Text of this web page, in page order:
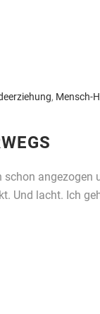
, Mensch-
angezogen
Und lacht. Ich